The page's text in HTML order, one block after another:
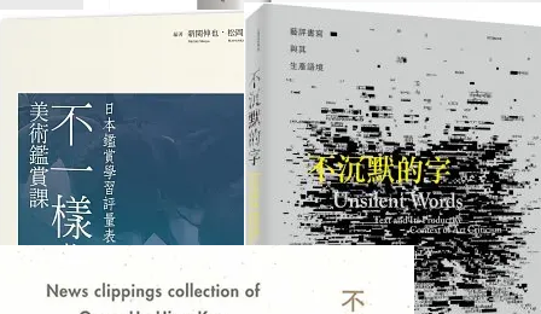
NT$357 NT$420
美學素養課
NT$593 NT$750
加入購物車